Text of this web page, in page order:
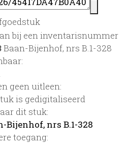
Baan-Bijenhof, nrs B.1-328
geen uitleen:
is gedigitaliseerd
dit stuk:
Bijenhof, nrs B.1-328
toegang: